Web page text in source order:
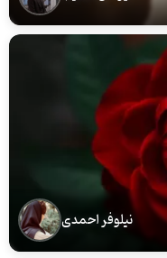
نیلوفر احمدی